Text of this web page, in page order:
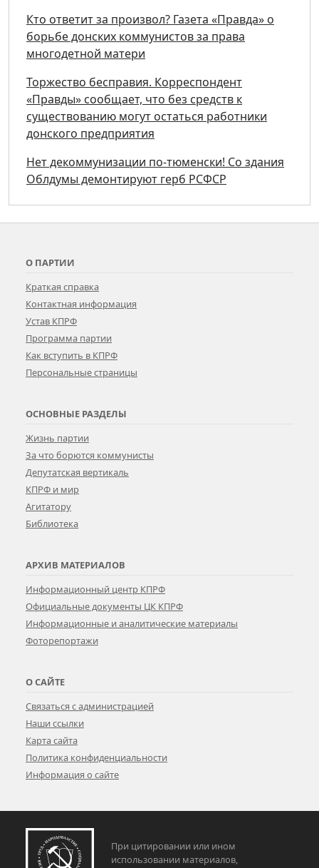
Кто ответит за произвол? Газета «Правда» о
борьбе донских коммунистов за права
многодетной матери
Торжество бесправия. Корреспондент
«Правды» сообщает, что без средств к
существованию могут остаться работники
донского предприятия
Нет декоммунизации по-тюменски! Со здания
Облдумы демонтируют герб РСФСР
О ПАРТИИ
Краткая справка
Контактная информация
Устав КПРФ
Программа партии
Как вступить в КПРФ
Персональные страницы
ОСНОВНЫЕ РАЗДЕЛЫ
Жизнь партии
За что борются коммунисты
Депутатская вертикаль
КПРФ и мир
Агитатору
Библиотека
АРХИВ МАТЕРИАЛОВ
Информационный центр КПРФ
Официальные документы ЦК КПРФ
Информационные и аналитические материалы
Фоторепортажи
О САЙТЕ
Связаться с администрацией
Наши ссылки
Карта сайта
Политика конфиденциальности
Информация о сайте
При цитировании или ином
использовании материалов,